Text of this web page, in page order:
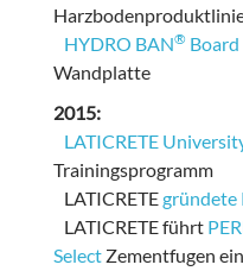
HYDRO BAN® Board
Wandplatte
2015:
LATICRETE
Trainingsprogramm
LATICRETEgründete
LATICRETE führt
SelectZementfugen